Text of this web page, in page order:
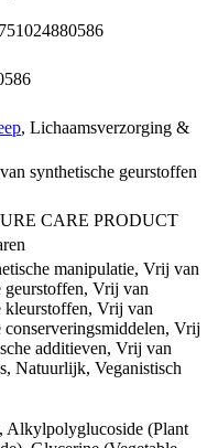
, Lichaamsverzorging &
synthetische geurstoffen
CARE PRODUCT
manipulatie, Vrij van
geurstoffen, Vrij van
kleurstoffen, Vrij van
conserveringsmiddelen, Vrij
additieven, Vrij van
Natuurlijk, Veganistisch
Alkylpolyglucoside (Plant